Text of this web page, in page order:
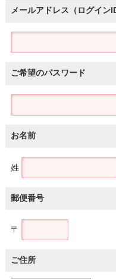
メールアドレス（ログイン
ご希望のパスワード
お名前
姓
郵便番号
〒
ご住所